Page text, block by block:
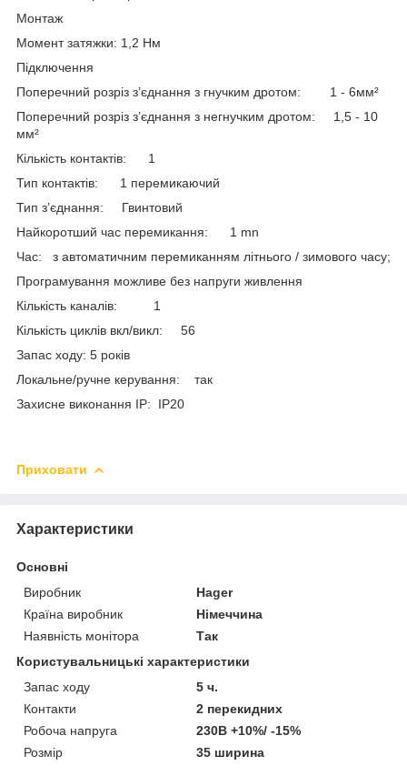
Монтаж
Момент затяжки: 1,2 Нм
Підключення
Поперечний розріз з’єднання з гнучким дротом: 1 - 6мм²
Поперечний розріз з’єднання з негнучким дротом: 1,5 - 10
мм²
Кількість контактів: 1
Тип контактів: 1 перемикаючий
Тип з’єднання: Гвинтовий
Найкоротший час перемикання: 1 mn
Час: з автоматичним перемиканням літнього / зимового часу;
Програмування можливе без напруги живлення
Кількість каналів: 1
Кількість циклів вкл/викл: 56
Запас ходу: 5 років
Локальне/ручне керування: так
Захисне виконання ІР: IP20
Приховати
Характеристики
Основні
Виробник
Hager
Країна виробник
Німеччина
Наявність монітора
Так
Користувальницькі характеристики
Запас ходу
5 ч.
Контакти
2 перекидних
Робоча напруга
230В +10%/ -15%
Розмір
35 ширина